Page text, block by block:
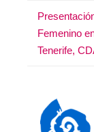
Femenino
Tenerife,